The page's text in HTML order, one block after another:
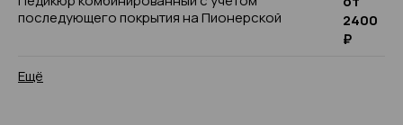
последующего покрытия на Пионерской
2400
₽
Ещё